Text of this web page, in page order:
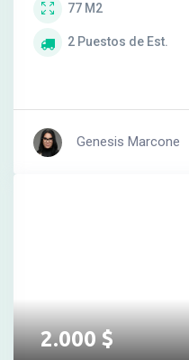
77 M2
2 Puestos de Est.
Genesis Marcone
2.000$